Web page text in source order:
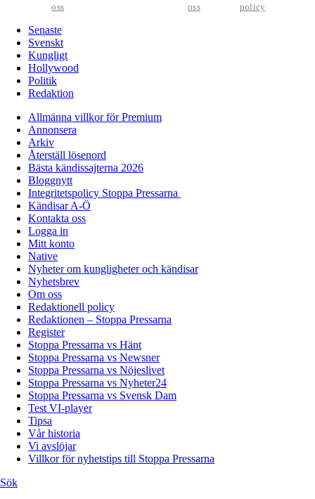
oss
oss
policy
Senaste
Svenskt
Kungligt
Hollywood
Politik
Redaktion
Allmänna villkor för Premium
Annonsera
Arkiv
Återställ lösenord
Bästa kändissajterna 2026
Bloggnytt
Integritetspolicy Stoppa Pressarna
Kändisar A-Ö
Kontakta oss
Logga in
Mitt konto
Native
Nyheter om kungligheter och kändisar
Nyhetsbrev
Om oss
Redaktionell policy
Redaktionen – Stoppa Pressarna
Register
Stoppa Pressarna vs Hänt
Stoppa Pressarna vs Newsner
Stoppa Pressarna vs Nöjeslivet
Stoppa Pressarna vs Nyheter24
Stoppa Pressarna vs Svensk Dam
Test VI-player
Tipsa
Vår historia
Vi avslöjar
Villkor för nyhetstips till Stoppa Pressarna
Sök